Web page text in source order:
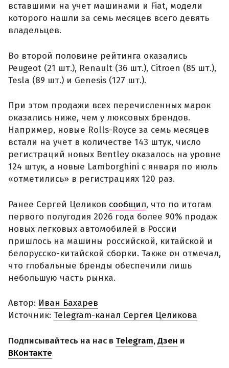
вставшими на учет машинами и Fiat, модели
которого нашли за семь месяцев всего девять
владельцев.
Во второй половине рейтинга оказались
Peugeot (21 шт.), Renault (36 шт.), Citroen (85 шт.),
Tesla (89 шт.) и Genesis (127 шт.).
При этом продажи всех перечисленных марок
оказались ниже, чем у люксовых брендов.
Например, новые Rolls-Royce за семь месяцев
встали на учет в количестве 143 штук, число
регистраций новых Bentley оказалось на уровне
124 штук, а новые Lamborghini с января по июль
«отметились» в регистрациях 120 раз.
Ранее Сергей Целиков сообщил, что по итогам
первого полугодия 2026 года более 90% продаж
новых легковых автомобилей в России
пришлось на машины российской, китайской и
белорусско-китайской сборки. Также он отмечал,
что глобальные бренды обеспечили лишь
небольшую часть рынка.
Автор: Иван Бахарев
Источник: Telegram-канал Сергея Целикова
Подписывайтесь на нас в Telegram,Дзен и
ВКонтакте